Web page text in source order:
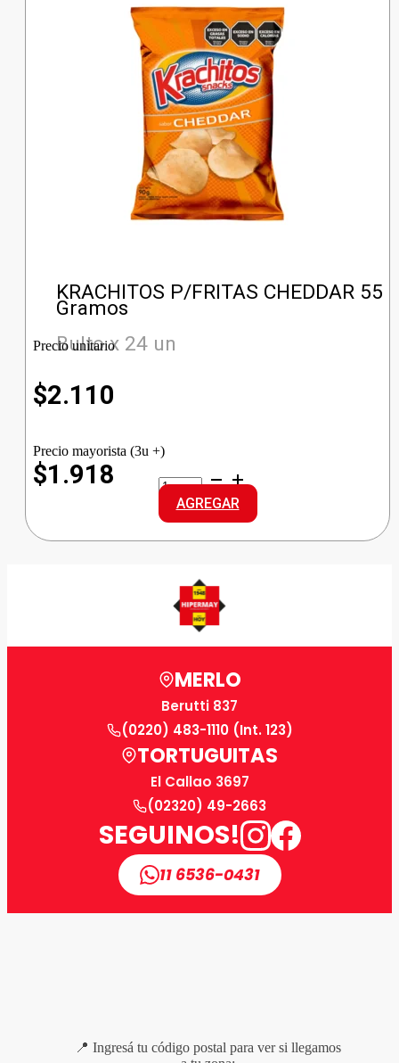
KRACHITOS P/FRITAS CHEDDAR 55
Gramos
Bulto x 24 un
Precio unitario
$2.110
Precio mayorista (3u +)
$1.918
KRACHITOS
P/FRITAS
CHEDDAR
cantidad
AGREGAR
MERLO
Berutti 837
(0220) 483-1110 (Int. 123)
TORTUGUITAS
El Callao 3697
(02320) 49-2663
SEGUINOS!
11 6536-0431
📍 Ingresá tu código postal para ver si llegamos